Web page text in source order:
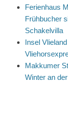
Ferienhaus
Frühbucher
Schakelvilla
Insel
Makkumer
Winter an